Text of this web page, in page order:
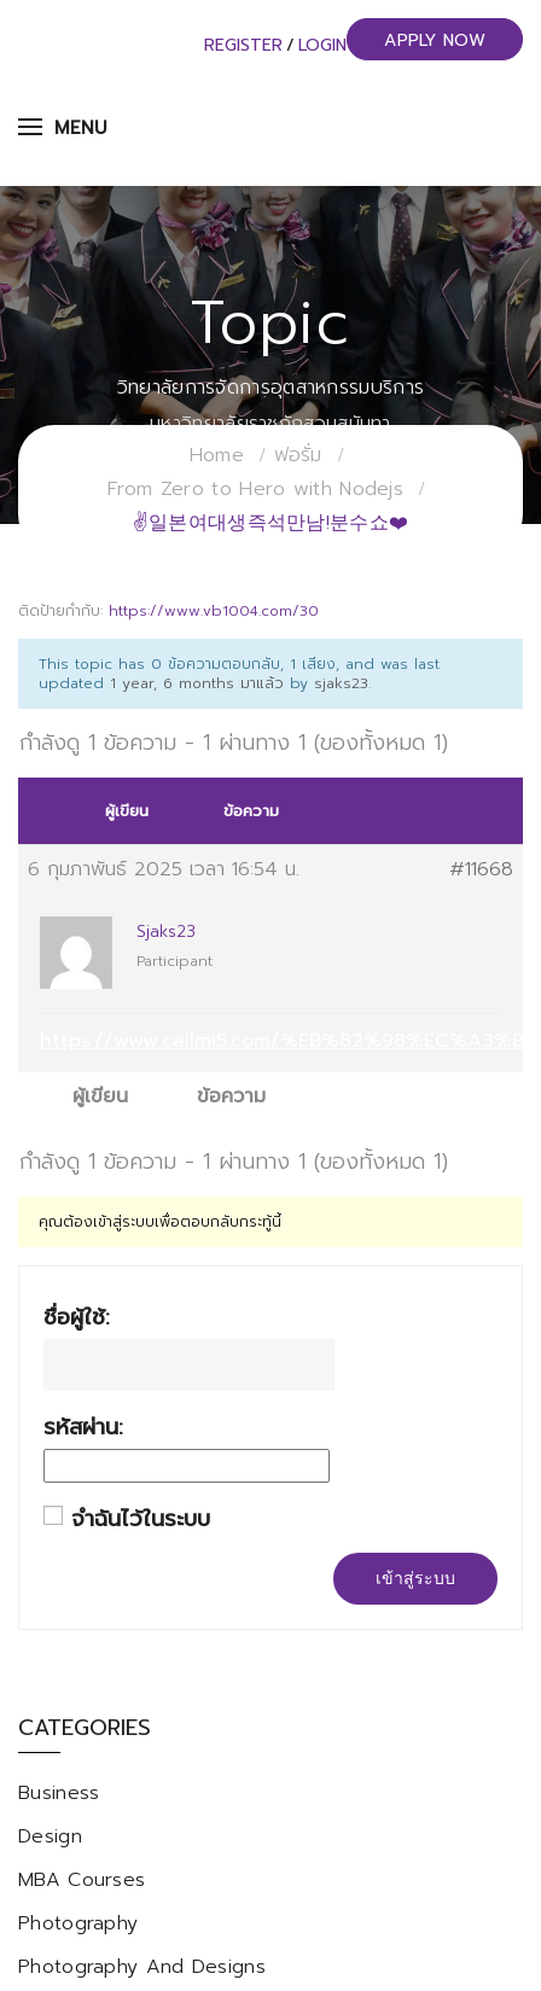
MENU
REGISTER / LOGIN APPLY NOW
Topic
วิทยาลัยการจัดการอุตสาหกรรมบริการ
มหาวิทยาลัยราชภัฏสวนสุนันทา
Home
ฟอรั่ม
From Zero to Hero with Nodejs
✌일본여대생즉석만남!분수쇼❤️
ติดป้ายกำกับ: https://www.vb1004.com/30
This topic has 0 ข้อความตอบกลับ, 1 เสียง, and was last
updated 1 year, 6 months มาแล้ว by sjaks23.
กำลังดู 1 ข้อความ - 1 ผ่านทาง 1 (ของทั้งหมด 1)
ผู้เขียน ข้อความ
6 กุมภาพันธ์ 2025 เวลา 16:54 น. #11668
Sjaks23
Participant
ผู้เขียน
ข้อความ
กำลังดู 1 ข้อความ - 1 ผ่านทาง 1 (ของทั้งหมด 1)
คุณต้องเข้าสู่ระบบเพื่อตอบกลับกระทู้นี้
ชื่อผู้ใช้:
รหัสผ่าน:
จำฉันไว้ในระบบ
เข้าสู่ระบบ
CATEGORIES
Business
Design
MBA Courses
Photography
Photography And Designs